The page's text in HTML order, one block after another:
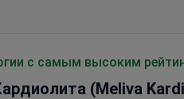
с самым высоким
(Meliva